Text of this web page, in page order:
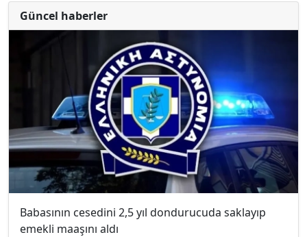
Güncel haberler
Babasının cesedini 2,5 yıl dondurucuda saklayıp
emekli maaşını aldı